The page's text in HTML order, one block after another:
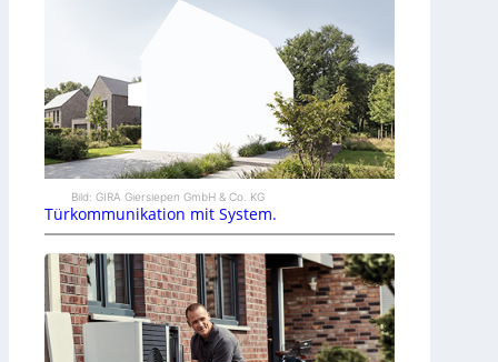
Bild: GIRA Giersiepen GmbH & Co. KG
Türkommunikation mit System.